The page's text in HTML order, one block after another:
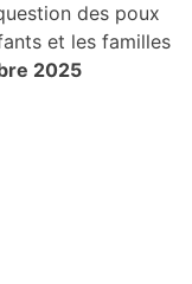
des poux
et les familles
2025